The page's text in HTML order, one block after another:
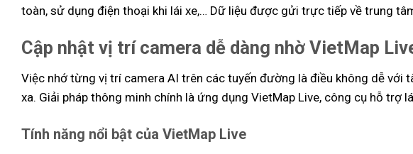
toàn, sử dụng điện thoại khi lái xe,… Dữ liệu được gửi trực tiếp về trung
Cập nhật vị trí camera dễ dàng nhờ VietMap
Việc nhớ từng vị trí camera AI trên các tuyến đường là điều không dễ với
xa. Giải pháp thông minh chính là ứng dụng VietMap Live, công cụ hỗ trợ
Tính năng nổi bật của VietMap Live